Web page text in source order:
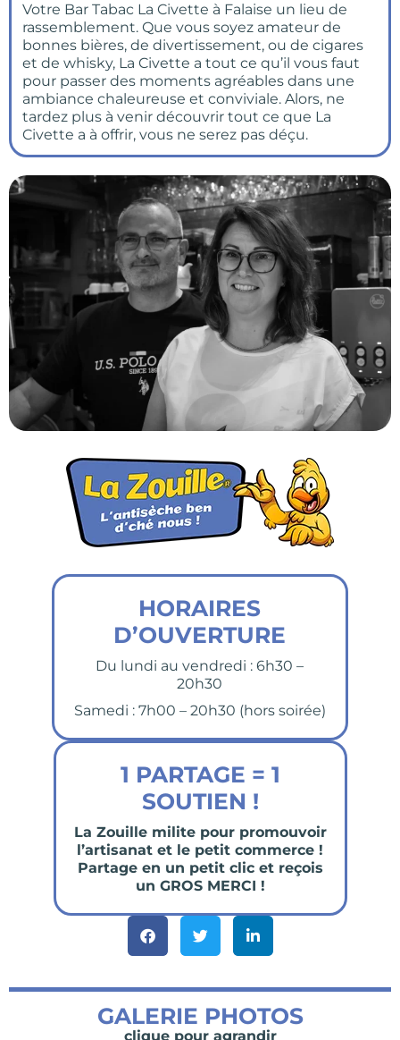
Votre Bar Tabac La Civette à Falaise un lieu de
rassemblement. Que vous soyez amateur de
bonnes bières, de divertissement, ou de cigares
et de whisky, La Civette a tout ce qu’il vous faut
pour passer des moments agréables dans une
ambiance chaleureuse et conviviale. Alors, ne
tardez plus à venir découvrir tout ce que La
Civette a à offrir, vous ne serez pas déçu.
HORAIRES
D’OUVERTURE
Du lundi au vendredi : 6h30 –
20h30
Samedi : 7h00 – 20h30 (hors soirée)
1 PARTAGE = 1
SOUTIEN !
La Zouille milite pour promouvoir
l’artisanat et le petit commerce !
Partage en un petit clic et reçois
un GROS MERCI !
GALERIE PHOTOS
clique pour agrandir